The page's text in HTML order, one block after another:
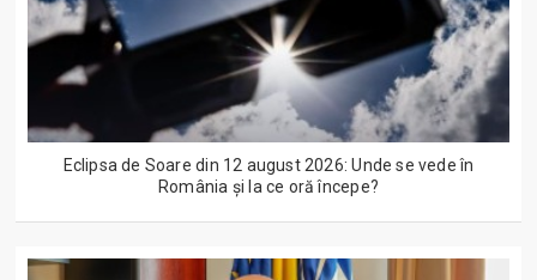
Eclipsa de Soare din 12 august 2026: Unde se vede în
România și la ce oră începe?